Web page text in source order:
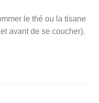
le thé ou la tisane
avant de se coucher).